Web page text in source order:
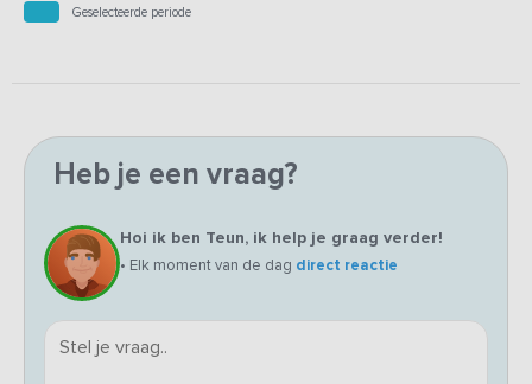
Geselecteerde periode
Heb je een vraag?
Hoi ik ben Teun, ik help je graag verder!
• Elk moment van de dag direct reactie